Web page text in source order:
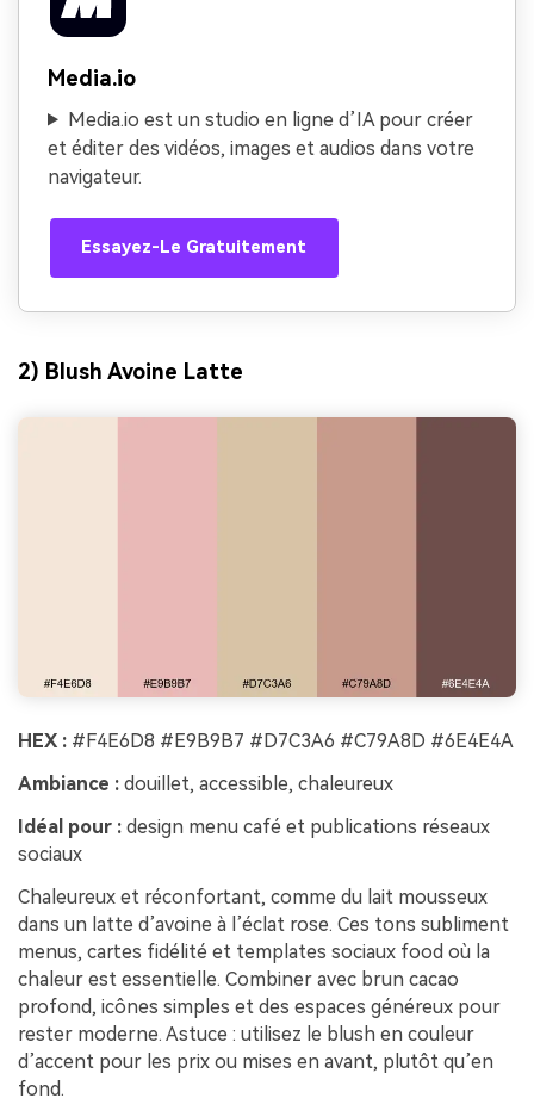
Media.io
Media.io est un studio en ligne d’IA pour créer
et éditer des vidéos, images et audios dans votre
navigateur.
Essayez-Le Gratuitement
2) Blush Avoine Latte
HEX : #F4E6D8 #E9B9B7 #D7C3A6 #C79A8D #6E4E4A
Ambiance : douillet, accessible, chaleureux
Idéal pour : design menu café et publications réseaux
sociaux
Chaleureux et réconfortant, comme du lait mousseux
dans un latte d’avoine à l’éclat rose. Ces tons subliment
menus, cartes fidélité et templates sociaux food où la
chaleur est essentielle. Combiner avec brun cacao
profond, icônes simples et des espaces généreux pour
rester moderne. Astuce : utilisez le blush en couleur
d’accent pour les prix ou mises en avant, plutôt qu’en
fond.